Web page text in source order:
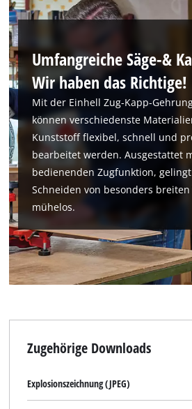
Umfangreiche Säge-&
Wir haben das Richtige!
Mit der Einhell Zug-Kapp-
können verschiedenste
Kunststoff flexibel, schnell und
bearbeitet werden. Ausgestattet
bedienenden Zugfunktion,
Schneiden von besonders breiten
mühelos.
Zugehörige Downloads
Explosionszeichnung (JPEG)